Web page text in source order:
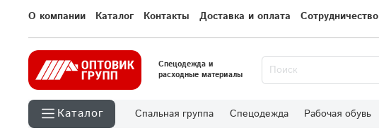
О компании Каталог Контакты Доставка и оплата Сотрудничество
Спецодежда и
расходные материалы
Каталог Спальная группа Спецодежда Рабочая обувь